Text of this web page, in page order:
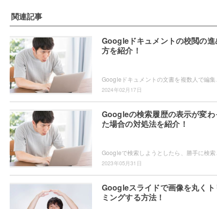
関連記事
Googleドキュメントの校閲の進
方を紹介！
2024年02月17日
Googleの検索履歴の表示が変わ
た場合の対処法を紹介！
2023年05月31日
Googleスライドで画像を丸くト
ミングする方法！